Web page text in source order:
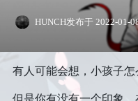
友链
计算机
STEAM
皇室战争
体育
篮球
心理
生活
登录
HUNCH发布于 2022-01-
有人可能会想，小孩子